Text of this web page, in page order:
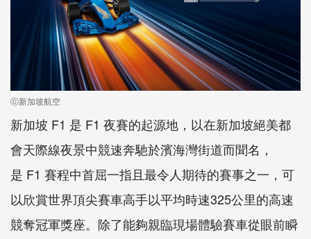
ⓒ新加坡航空
新加坡 F1 是 F1 夜賽的起源地，以在新加坡絕美都
會天際線夜景中競速奔馳於濱海灣街道而聞名，
是 F1 賽程中首屈一指且最令人期待的賽事之一，可
以欣賞世界頂尖賽車高手以平均時速325公里的高速
競奪冠軍獎座。除了能夠親臨現場體驗賽車從眼前瞬